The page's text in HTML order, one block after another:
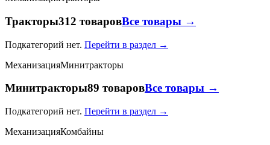
Тракторы312 товаровВсе товары →
Подкатегорий нет. Перейти в раздел →
МеханизацияМинитракторы
Минитракторы89 товаровВсе товары →
Подкатегорий нет. Перейти в раздел →
МеханизацияКомбайны